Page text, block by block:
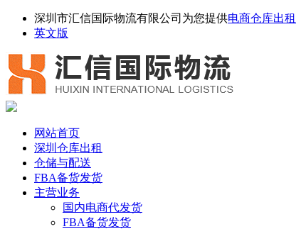
深圳市汇信国际物流有限公司为您提供电商仓库出租
英文版
网站首页
深圳仓库出租
仓储与配送
FBA备货发货
主营业务
国内电商代发货
FBA备货发货